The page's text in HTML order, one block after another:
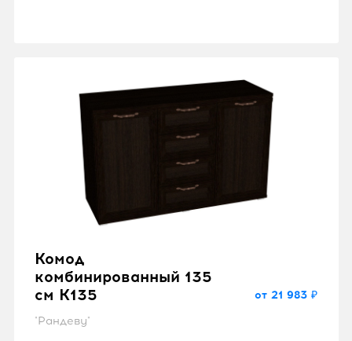
Комод
комбинированный 135
см K135
"Рандеву"
от 21 983 ₽